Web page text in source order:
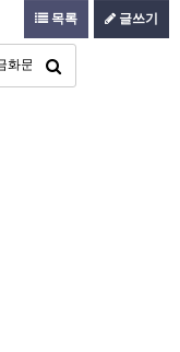
목록 글쓰기